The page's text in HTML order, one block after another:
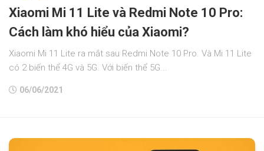
Xiaomi Mi 11 Lite và Redmi Note 10 Pro:
Cách làm khó hiểu của Xiaomi?
Xiaomi Mi 11 Lite ra mắt sau Redmi Note 10 Pro. Và Mi 11 Lite
có 2 biến thể 4G và 5G. Với biến thể 5G...
06/06/2021